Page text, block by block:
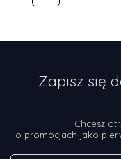
Zapisz się
Chcesz
o promocjach jako